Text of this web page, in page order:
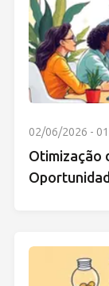
02/06/2026 -
Otimização